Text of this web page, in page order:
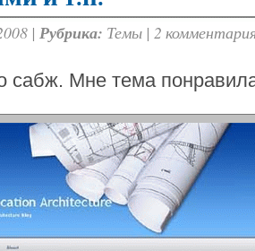
| Рубрика: Темы | 2
сабж. Мне тема